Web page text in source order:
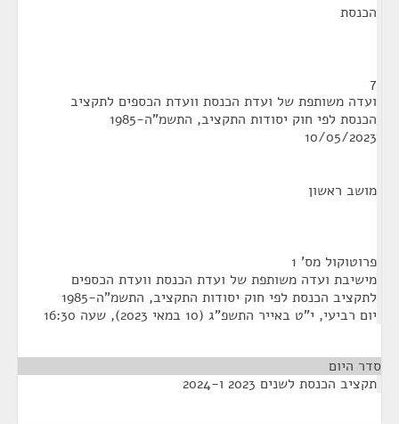
הכנסת
7
ועדה משותפת של ועדת הכנסת וועדת הכספים לתקציב
הכנסת לפי חוק יסודות התקציב, התשמ"ה-1985
10/05/2023
מושב ראשון
פרוטוקול מס' 1
מישיבת ועדה משותפת של ועדת הכנסת וועדת הכספים
לתקציב הכנסת לפי חוק יסודות התקציב, התשמ"ה-1985
יום רביעי, י"ט באייר התשפ"ג (10 במאי 2023), שעה 16:30
סדר היום
תקציב הכנסת לשנים 2023 ו-2024